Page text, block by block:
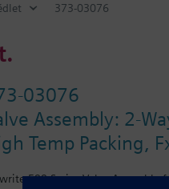
373-03076
03076
Assembly: 2-
Temp Packing,
599 Series Valve